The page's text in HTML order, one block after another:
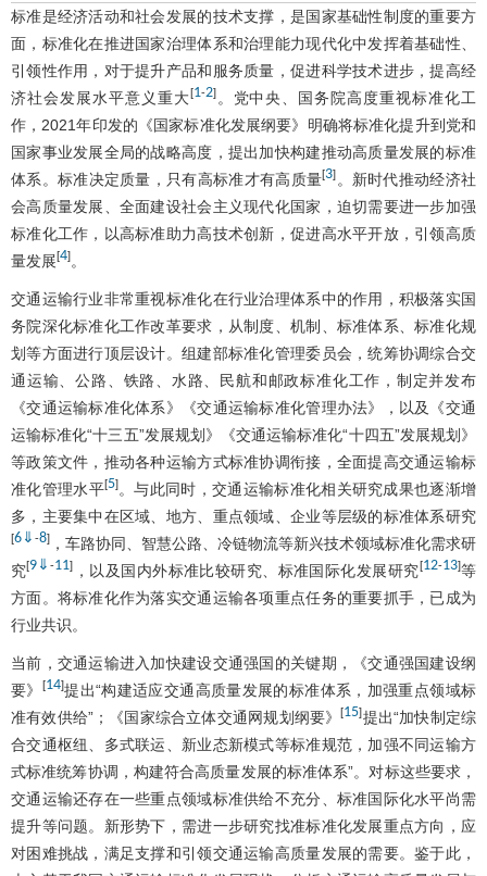
标准是经济活动和社会发展的技术支撑，是国家基础性制度的重要方
面，标准化在推进国家治理体系和治理能力现代化中发挥着基础性、
引领性作用，对于提升产品和服务质量，促进科学技术进步，提高经
济社会发展水平意义重大[1-2]。党中央、国务院高度重视标准化工
作，2021年印发的《国家标准化发展纲要》明确将标准化提升到党和
国家事业发展全局的战略高度，提出加快构建推动高质量发展的标准
体系。标准决定质量，只有高标准才有高质量[3] 。新时代推动经济社
会高质量发展、全面建设社会主义现代化国家，迫切需要进一步加强
标准化工作，以高标准助力高技术创新，促进高水平开放，引领高质
量发展[4] 。
交通运输行业非常重视标准化在行业治理体系中的作用，积极落实国
务院深化标准化工作改革要求，从制度、机制、标准体系、标准化规
划等方面进行顶层设计。组建部标准化管理委员会，统筹协调综合交
通运输、公路、铁路、水路、民航和邮政标准化工作，制定并发布
《交通运输标准化体系》《交通运输标准化管理办法》，以及《交通
运输标准化“十三五”发展规划》《交通运输标准化“十四五”发展规划》
等政策文件，推动各种运输方式标准协调衔接，全面提高交通运输标
准化管理水平[5]。与此同时，交通运输标准化相关研究成果也逐渐增
多，主要集中在区域、地方、重点领域、企业等层级的标准体系研究
[6 ⇓ -8] ，车路协同、智慧公路、冷链物流等新兴技术领域标准化需求研
究[9 ⇓-11] ，以及国内外标准比较研究、标准国际化发展研究[12-13]等
方面。将标准化作为落实交通运输各项重点任务的重要抓手，已成为
行业共识。
当前，交通运输进入加快建设交通强国的关键期，《交通强国建设纲
要》
[14]提出“构建适应交通高质量发展的标准体系，加强重点领域标
准有效供给”；《国家综合立体交通网规划纲要》[15]提出“加快制定综
合交通枢纽、多式联运、新业态新模式等标准规范，加强不同运输方
式标准统筹协调，构建符合高质量发展的标准体系”。对标这些要求，
交通运输还存在一些重点领域标准供给不充分、标准国际化水平尚需
提升等问题。新形势下，需进一步研究找准标准化发展重点方向，应
对困难挑战，满足支撑和引领交通运输高质量发展的需要。鉴于此，